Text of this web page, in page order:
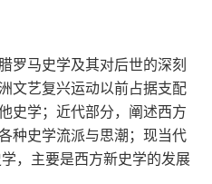
罗马史学及其对后世的深刻
文艺复兴运动以前占据支配
史学；近代部分，阐述西方
种史学流派与思潮；现当代
，主要是西方新史学的发展